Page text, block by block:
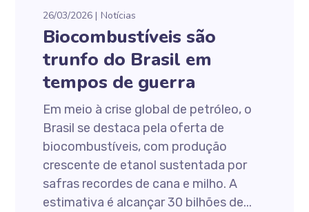
26/03/2026 Notícias
Biocombustíveis são
trunfo do Brasil em
tempos de guerra
Em meio à crise global de petróleo, o
Brasil se destaca pela oferta de
biocombustíveis, com produção
crescente de etanol sustentada por
safras recordes de cana e milho. A
estimativa é alcançar 30 bilhões de...